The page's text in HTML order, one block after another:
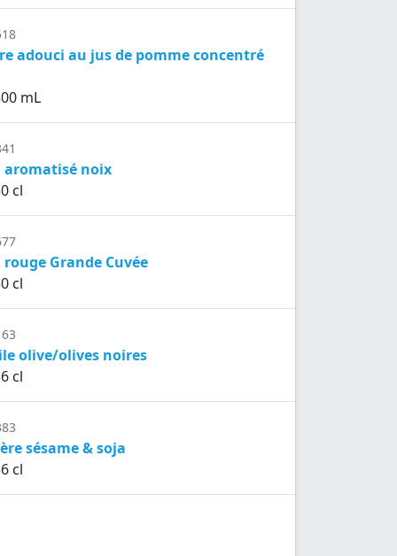
adouci au jus de pomme concentré
mL
aromatisé noix
cl
Grande Cuvée
cl
olive/olives noires
cl
sésame & soja
cl